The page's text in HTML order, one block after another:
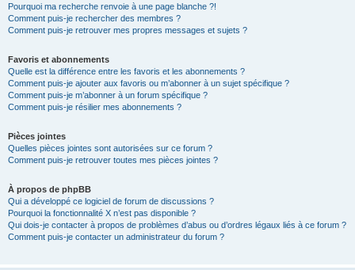
Pourquoi ma recherche renvoie à une page blanche ?!
Comment puis-je rechercher des membres ?
Comment puis-je retrouver mes propres messages et sujets ?
Favoris et abonnements
Quelle est la différence entre les favoris et les abonnements ?
Comment puis-je ajouter aux favoris ou m’abonner à un sujet spécifique ?
Comment puis-je m’abonner à un forum spécifique ?
Comment puis-je résilier mes abonnements ?
Pièces jointes
Quelles pièces jointes sont autorisées sur ce forum ?
Comment puis-je retrouver toutes mes pièces jointes ?
À propos de phpBB
Qui a développé ce logiciel de forum de discussions ?
Pourquoi la fonctionnalité X n’est pas disponible ?
Qui dois-je contacter à propos de problèmes d’abus ou d’ordres légaux liés à ce forum ?
Comment puis-je contacter un administrateur du forum ?